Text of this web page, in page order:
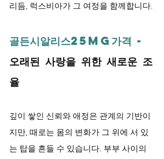
리듬, 럭스비아가 그 여정을 함께합니다.
골든시알리스25mg가격 -
오래된 사랑을 위한 새로운 조
율
깊이 쌓인 신뢰와 애정은 관계의 기반이
지만, 때로는 몸의 변화가 그 위에 서 있
는 탑을 흔들 수 있습니다. 부부 사이의